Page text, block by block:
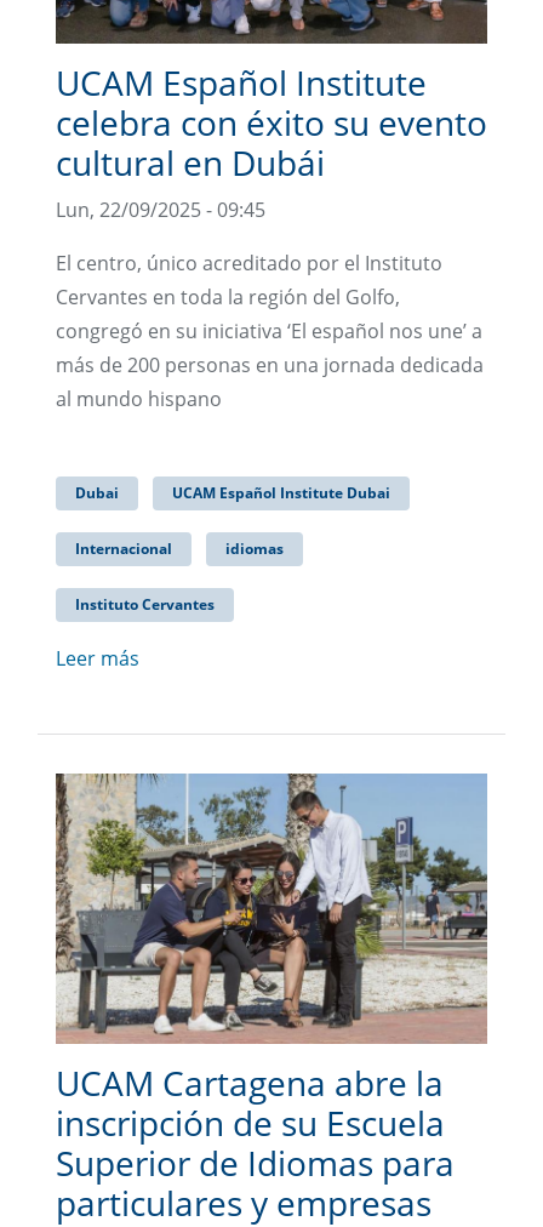
UCAM Español Institute
celebra con éxito su evento
cultural en Dubái
Lun, 22/09/2025 - 09:45
El centro, único acreditado por el Instituto
Cervantes en toda la región del Golfo,
congregó en su iniciativa ‘El español nos une’ a
más de 200 personas en una jornada dedicada
al mundo hispano
Dubai UCAM Español Institute Dubai
Internacional idiomas
Instituto Cervantes
Leer más
UCAM Cartagena abre la
inscripción de su Escuela
Superior de Idiomas para
particulares y empresas